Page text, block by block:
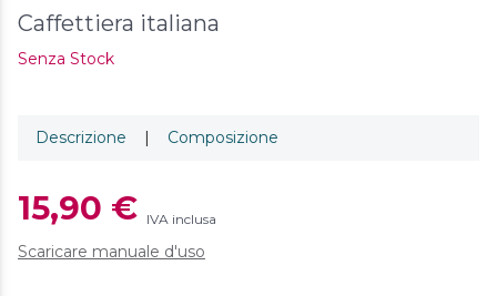
Caffettiera italiana
Senza Stock
Descrizione | Composizione
15,90 € IVA inclusa
Scaricare manuale d'uso